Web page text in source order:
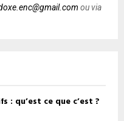
ou via
: qu’est ce que c’est ?